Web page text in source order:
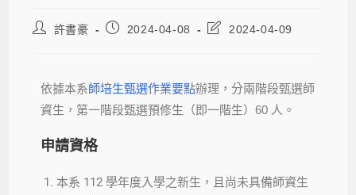
許書豪 2024-04-08 2024-04-09
依據本系師培生甄選作業要點辦理，分兩階段甄選師
資生，第一階段甄選預修生（即一階生）60 人。
申請資格
本系 112 學年度入學之新生，且尚未具備師資生